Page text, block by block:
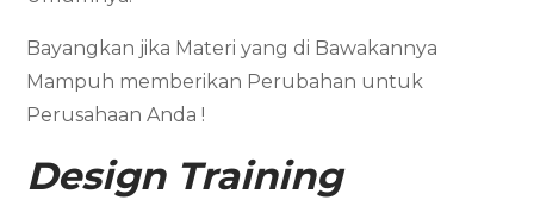
Bayangkan jika Materi yang di Bawakannya
Mampuh memberikan Perubahan untuk
Perusahaan Anda !
Design Training